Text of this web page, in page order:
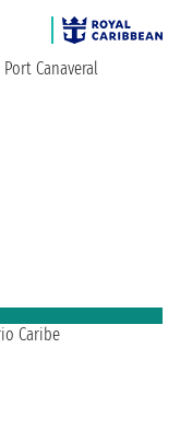
Port Canaveral